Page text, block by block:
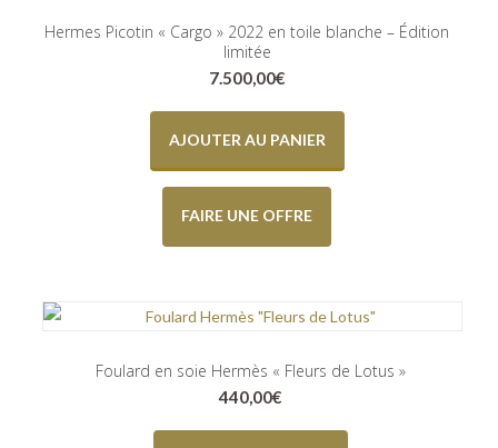
Hermes Picotin « Cargo » 2022 en toile blanche – Édition
limitée
7.500,00€
AJOUTER AU PANIER
FAIRE UNE OFFRE
Foulard en soie Hermès « Fleurs de Lotus »
440,00€